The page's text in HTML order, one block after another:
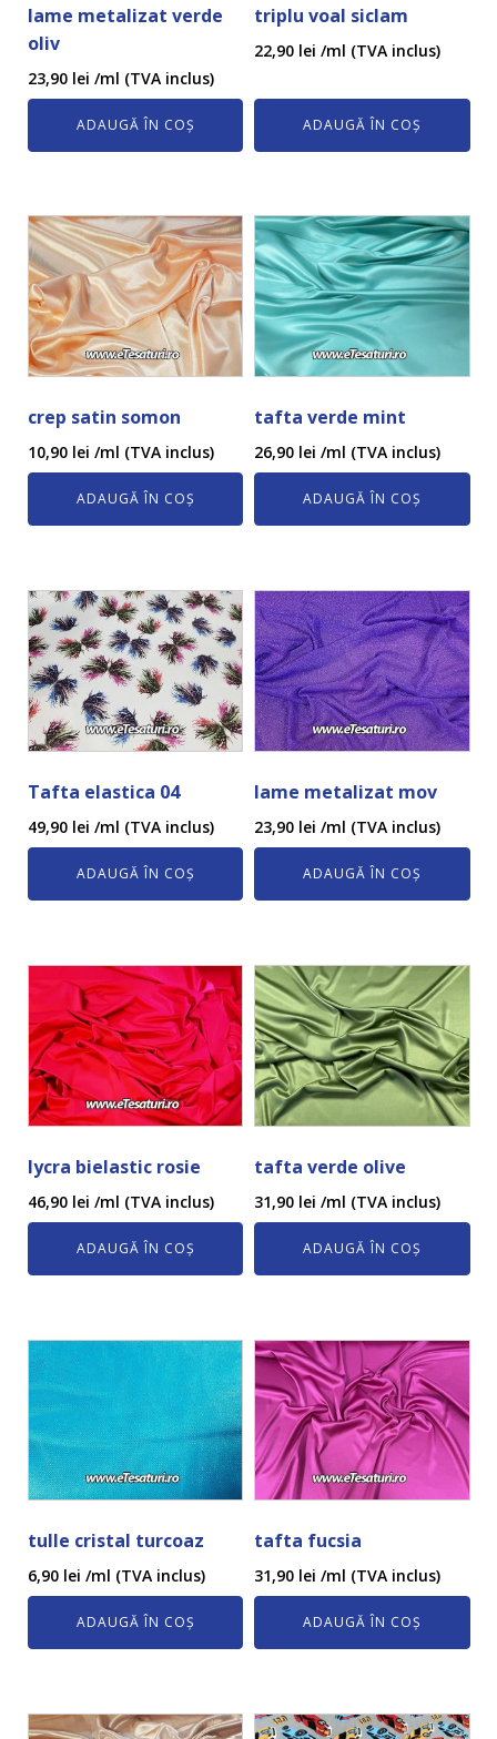
lame metalizat verde
oliv
23,90 lei /ml (TVA inclus)
ADAUGĂ ÎN COȘ
triplu voal siclam
22,90 lei /ml (TVA inclus)
ADAUGĂ ÎN COȘ
crep satin somon
10,90 lei /ml (TVA inclus)
ADAUGĂ ÎN COȘ
tafta verde mint
26,90 lei /ml (TVA inclus)
ADAUGĂ ÎN COȘ
Tafta elastica 04
49,90 lei /ml (TVA inclus)
ADAUGĂ ÎN COȘ
lame metalizat mov
23,90 lei /ml (TVA inclus)
ADAUGĂ ÎN COȘ
lycra bielastic rosie
46,90 lei /ml (TVA inclus)
ADAUGĂ ÎN COȘ
tafta verde olive
31,90 lei /ml (TVA inclus)
ADAUGĂ ÎN COȘ
tulle cristal turcoaz
6,90 lei /ml (TVA inclus)
ADAUGĂ ÎN COȘ
tafta fucsia
31,90 lei /ml (TVA inclus)
ADAUGĂ ÎN COȘ